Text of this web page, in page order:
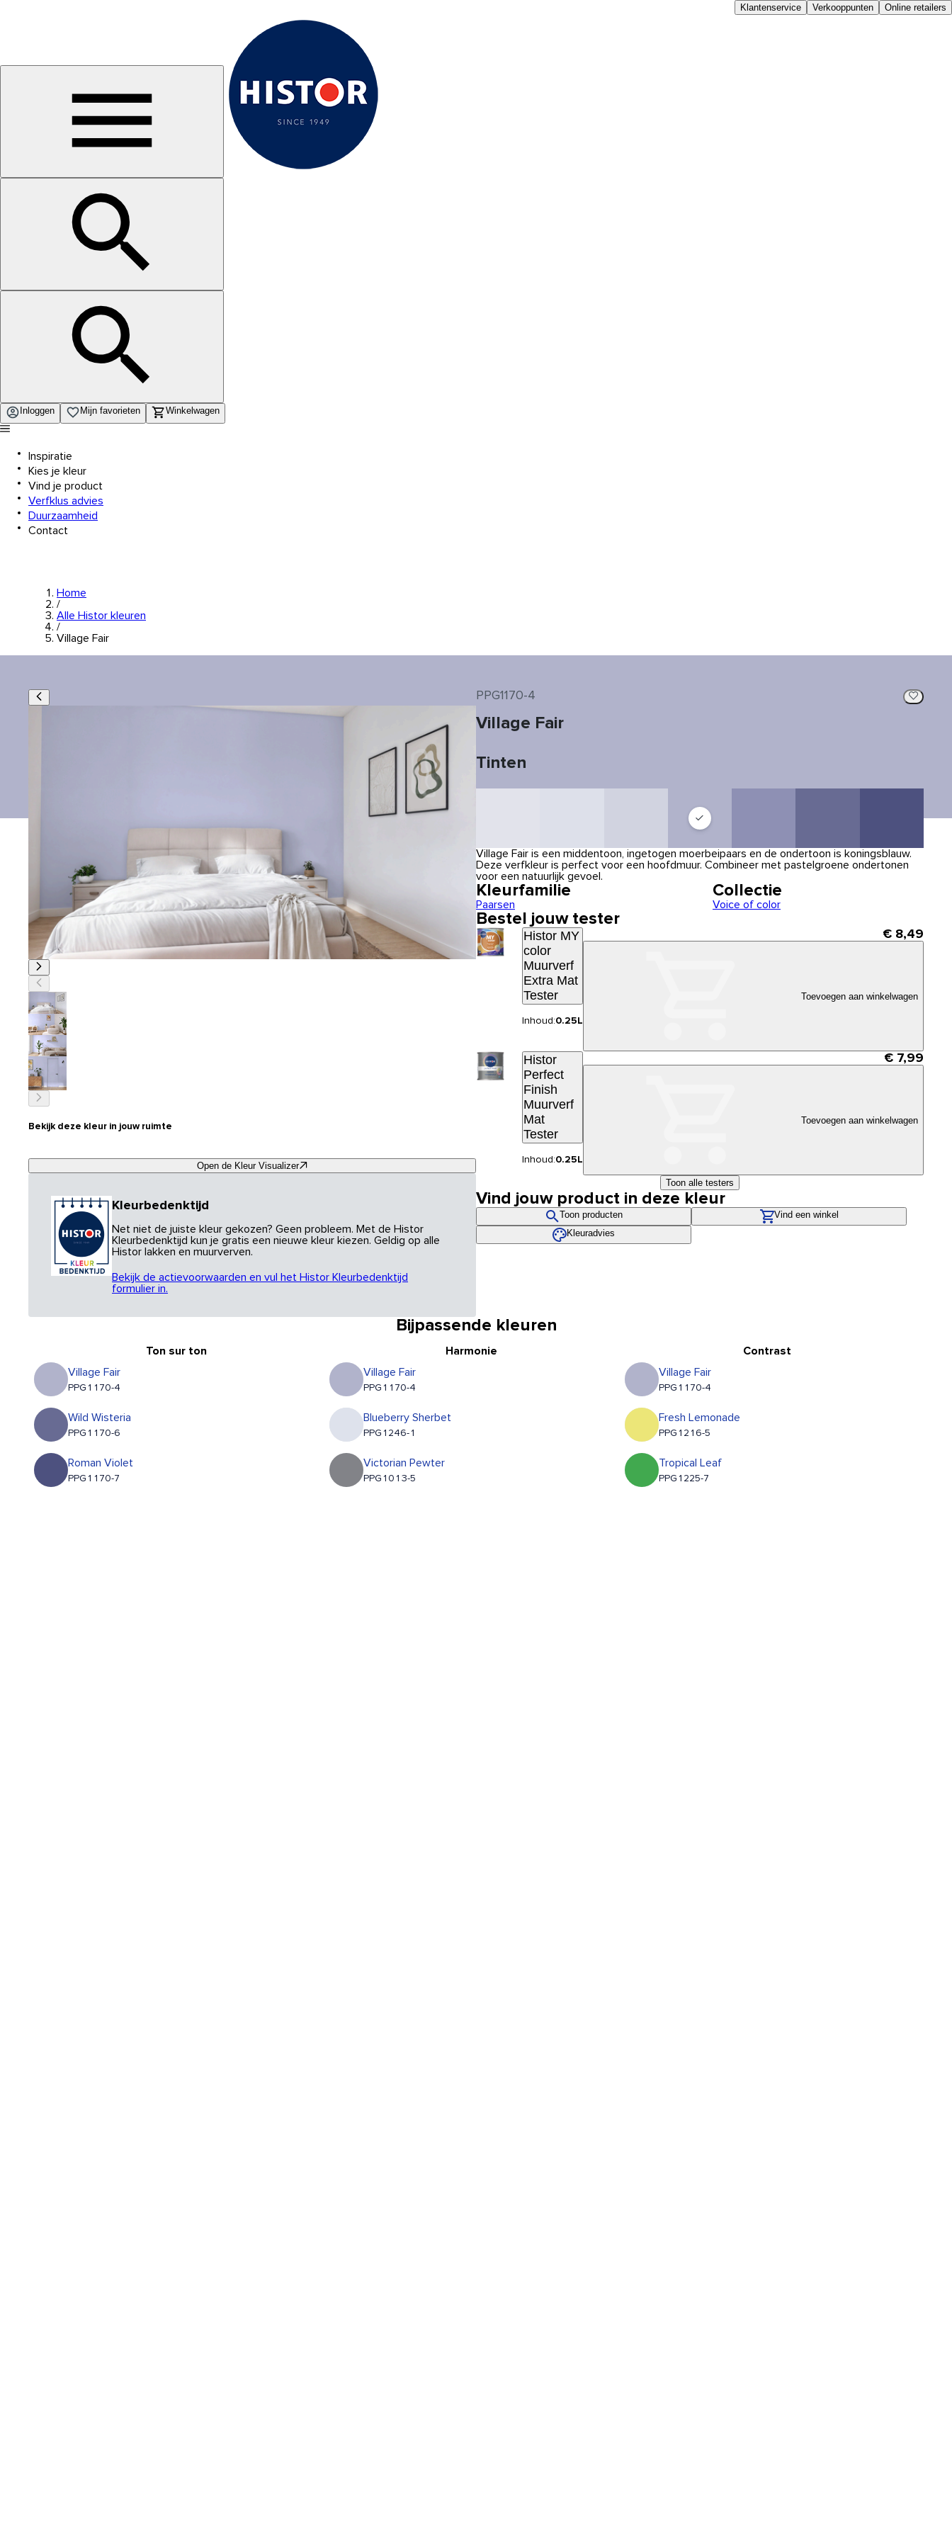
Klantenservice Verkooppunten Online retailers
Inloggen Mijn favorieten Winkelwagen
Inspiratie
Kies je kleur
Vind je product
Verfklus advies
Duurzaamheid
Contact
Home
/
Alle Histor kleuren
/
Village Fair
Bekijk deze kleur in jouw ruimte
Open de Kleur Visualizer
Kleurbedenktijd
Net niet de juiste kleur gekozen? Geen probleem. Met de Histor
Kleurbedenktijd kun je gratis een nieuwe kleur kiezen. Geldig op alle
Histor lakken en muurverven.
Bekijk de actievoorwaarden en vul het Histor Kleurbedenktijd
formulier in.
PPG1170-4
Village Fair
Tinten
Village Fair is een middentoon, ingetogen moerbeipaars en de ondertoon is koningsblauw.
Deze verfkleur is perfect voor een hoofdmuur. Combineer met pastelgroene ondertonen
voor een natuurlijk gevoel.
Kleurfamilie
Paarsen
Collectie
Voice of color
Bestel jouw tester
Histor MY
color
Muurverf
Extra Mat
Tester
Inhoud:0.25L
€ 8,49
Toevoegen aan winkelwagen
Histor
Perfect
Finish
Muurverf
Mat
Tester
Inhoud:0.25L
€ 7,99
Toevoegen aan winkelwagen
Toon alle testers
Vind jouw product in deze kleur
Toon producten
Vind een winkel
Kleuradvies
Bijpassende kleuren
Ton sur ton
Village Fair
PPG1170-4
Wild Wisteria
PPG1170-6
Roman Violet
PPG1170-7
Harmonie
Village Fair
PPG1170-4
Blueberry Sherbet
PPG1246-1
Victorian Pewter
PPG1013-5
Contrast
Village Fair
PPG1170-4
Fresh Lemonade
PPG1216-5
Tropical Leaf
PPG1225-7